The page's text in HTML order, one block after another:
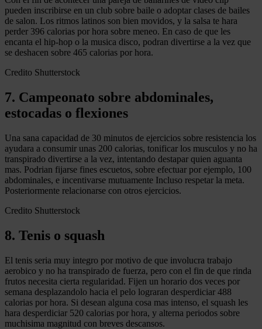
pueden inscribirse en un club sobre baile o adoptar clases de bailes
de salon. Los ritmos latinos son bien movidos, y la salsa te hara
perder 396 calorias por hora sobre meneo. En caso de que les
encanta el hip-hop o la musica disco, podran divertirse a la vez que
se deshacen sobre 465 calorias por hora.
Credito Shutterstock
7. Campeonato sobre abdominales,
estocadas o flexiones
Una sana capacidad de 30 minutos de ejercicios sobre resistencia los
ayudara a consumir unas 200 calorias, tonificar los musculos y no ha
transpirado divertirse a la vez, intentando destapar quien aguanta
mas. Podrian fijarse fines escuetos, sobre efectuar por ejemplo, 100
abdominales, e incentivarse mutuamente Incluso respetar la meta.
Posteriormente relacionarse con otros ejercicios.
Credito Shutterstock
8. Tenis o squash
El tenis seria muy integro por motivo de que involucra trabajo
aerobico y no ha transpirado de fuerza, pero con el fin de que rinda
frutos necesita cierta regularidad. Fijen un horario dos veces por
semana desplazandolo hacia el pelo lograran desperdiciar 488
calorias por hora. Si desean alguna cosa mas intenso, el squash les
hara desperdiciar 520 calorias por hora, y alterna periodos sobre
muchisima magnitud con breves descansos.